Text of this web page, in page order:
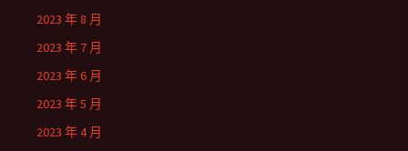
2023 年 8 月
2023 年 7 月
2023 年 6 月
2023 年 5 月
2023 年 4 月